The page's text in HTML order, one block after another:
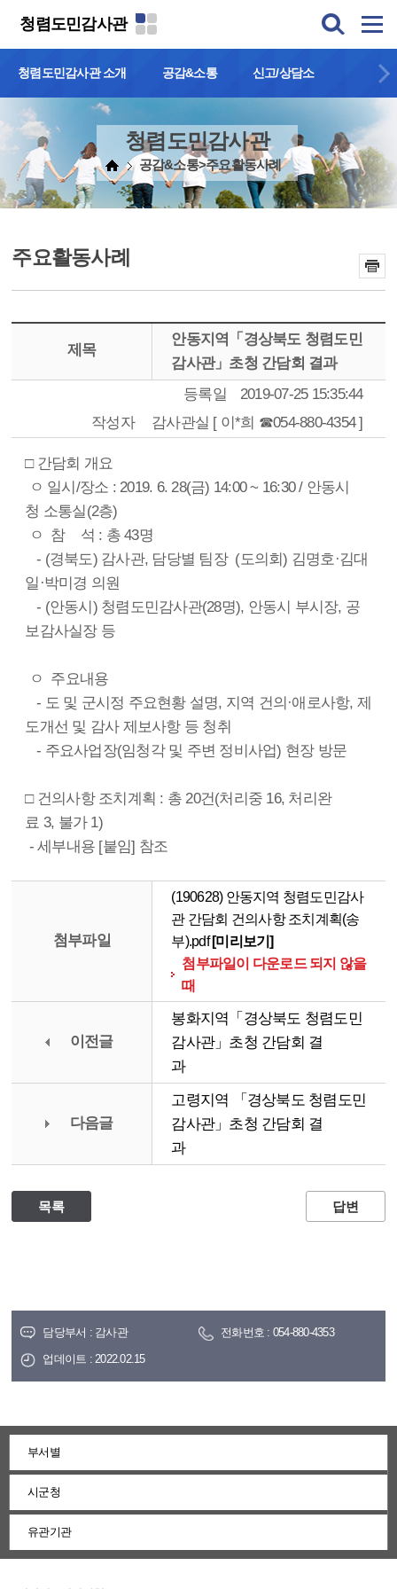
청렴도민감사관
청렴도민감사관 소개 공감&소통 신고/상담소
청렴도민감사관
공감&소통>주요활동사례
주요활동사례
제목
안동지역「경상북도 청렴도민
감사관」초청 간담회 결과
등록일
2019-07-25 15:35:44
작성자
감사관실 [ 이*희 ☎054-880-4354 ]
□ 간담회 개요
ㅇ 일시/장소 : 2019. 6. 28(금) 14:00 ~ 16:30 / 안동시
청 소통실(2층)
ㅇ 참 석 : 총 43명
- (경북도) 감사관, 담당별 팀장 (도의회) 김명호·김대
일·박미경 의원
- (안동시) 청렴도민감사관(28명), 안동시 부시장, 공
보감사실장 등
ㅇ 주요내용
- 도 및 군시정 주요현황 설명, 지역 건의·애로사항, 제
도개선 및 감사 제보사항 등 청취
- 주요사업장(임청각 및 주변 정비사업) 현장 방문
□ 건의사항 조치계획 : 총 20건(처리중 16, 처리완
료 3, 불가 1)
- 세부내용 [붙임] 참조
첨부파일
(190628) 안동지역 청렴도민감사
관 간담회 건의사항 조치계획(송
부).pdf [미리보기]
첨부파일이 다운로드 되지 않을
때
이전글
봉화지역「경상북도 청렴도민
감사관」초청 간담회 결
과
다음글
고령지역 「경상북도 청렴도민
감사관」초청 간담회 결
과
목록 답변
담당부서 : 감사관
전화번호 : 054-880-4353
업데이트 : 2022.02.15
부서별
시군청
유관기관